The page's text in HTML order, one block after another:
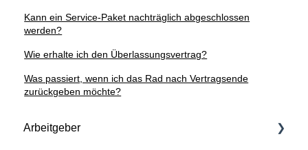
Kann ein Service-Paket nachträglich abgeschlossen
werden?
Wie erhalte ich den Überlassungsvertrag?
Was passiert, wenn ich das Rad nach Vertragsende
zurückgeben möchte?
Arbeitgeber